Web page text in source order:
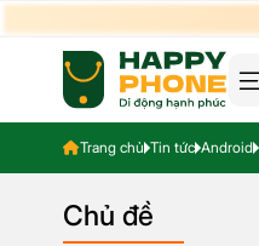
Trang chủ Tin tức Android
Chủ đề